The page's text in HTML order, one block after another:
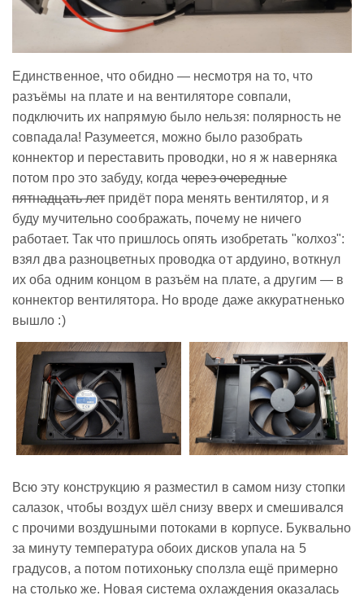
Единственное, что обидно — несмотря на то, что
разъёмы на плате и на вентиляторе совпали,
подключить их напрямую было нельзя: полярность не
совпадала! Разумеется, можно было разобрать
коннектор и переставить проводки, но я ж наверняка
потом про это забуду, когдачерез очередные
пятнадцать лет придёт пора менять вентилятор, и я
буду мучительно соображать, почему не ничего
работает. Так что пришлось опять изобретать "колхоз":
взял два разноцветных проводка от ардуино, воткнул
их оба одним концом в разъём на плате, а другим — в
коннектор вентилятора. Но вроде даже аккуратненько
вышло :)
Всю эту конструкцию я разместил в самом низу стопки
салазок, чтобы воздух шёл снизу вверх и смешивался
с прочими воздушными потоками в корпусе. Буквально
за минуту температура обоих дисков упала на 5
градусов, а потом потихоньку сползла ещё примерно
на столько же. Новая система охлаждения оказалась